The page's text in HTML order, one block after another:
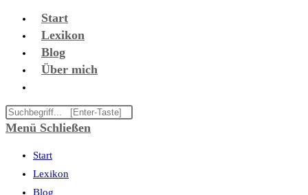
Zum
Start
Lexikon
Blog
Über mich
Suche
umschalten
Diese
Website
Menü Schließen
Start
Lexikon
Blog